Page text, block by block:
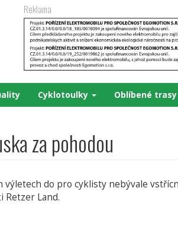
Reklama
Cyklotoulky Oblíbené trasy
za pohodou
do pro cyklisty nebývale
Retzer Land.